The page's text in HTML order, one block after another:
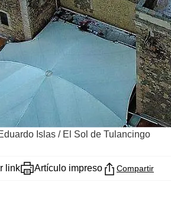
Islas / El Sol de Tulancingo
link Artículo impreso Compartir